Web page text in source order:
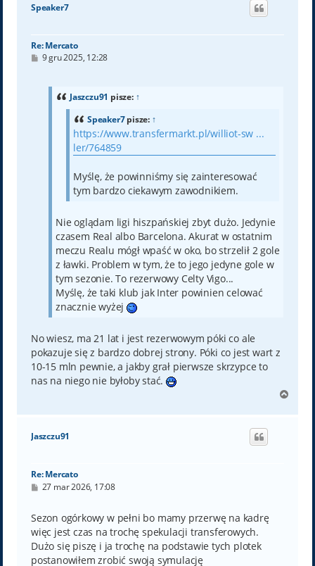
Speaker7
Re: Mercato
P9 gru 2025, 12:28
Jaszczu91 pisze: ↑
Speaker7pisze: ↑
https://www.transfermarkt.pl/williot-sw ...
ler/764859
Myślę, że powinniśmy się zainteresować
tym bardzo ciekawym zawodnikiem.
Nie oglądam ligi hiszpańskiej zbyt dużo. Jedynie
czasem Real albo Barcelona. Akurat w ostatnim
meczu Realu mógł wpaść w oko, bo strzelił 2 gole
z ławki. Problem w tym, że to jego jedyne gole w
tym sezonie. To rezerwowy Celty Vigo...
Myślę, że taki klub jak Inter powinien celować
znacznie wyżej
No wiesz, ma 21 lat i jest rezerwowym póki co ale
pokazuje się z bardzo dobrej strony. Póki co jest wart z
10-15 mln pewnie, a jakby grał pierwsze skrzypce to
nas na niego nie byłoby stać.
g
Jaszczu91
Re: Mercato
P
t
27 mar 2026, 17:08
Sezon ogórkowy w pełni bo mamy przerwę na kadrę
więc jest czas na trochę spekulacji transferowych.
Dużo się piszę i ja trochę na podstawie tych plotek
postanowiłem zrobić swoją symulację